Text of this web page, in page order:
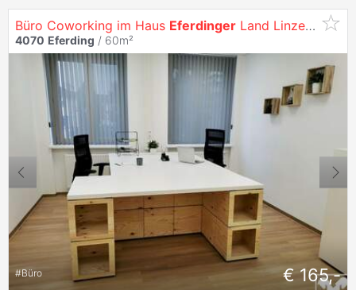
Büro Coworking im Haus Eferdinger Land Linzer Str. 4
4070 Eferding / 60m²
#Büro € 165,-